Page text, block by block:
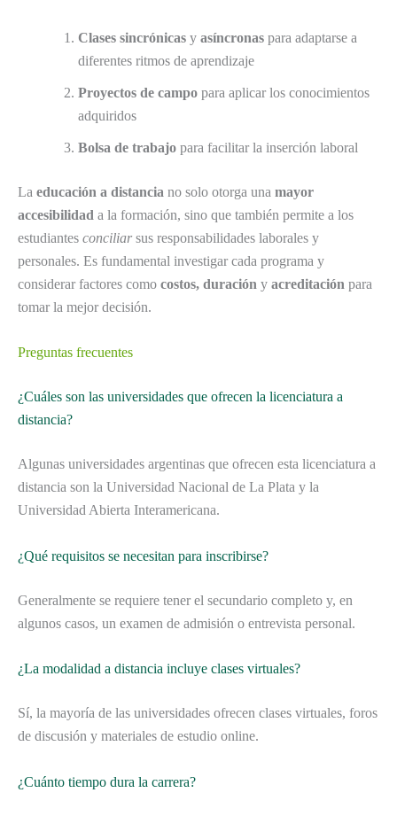
Clases sincrónicas y asíncronas para adaptarse a
diferentes ritmos de aprendizaje
Proyectos de campo para aplicar los conocimientos
adquiridos
Bolsa de trabajo para facilitar la inserción laboral
La educación a distancia no solo otorga una mayor
accesibilidad a la formación, sino que también permite a los
estudiantes conciliarsus responsabilidades laborales y
personales. Es fundamental investigar cada programa y
considerar factores como costos, duración y acreditación para
tomar la mejor decisión.
Preguntas frecuentes
¿Cuáles son las universidades que ofrecen la licenciatura a
distancia?
Algunas universidades argentinas que ofrecen esta licenciatura a
distancia son la Universidad Nacional de La Plata y la
Universidad Abierta Interamericana.
¿Qué requisitos se necesitan para inscribirse?
Generalmente se requiere tener el secundario completo y, en
algunos casos, un examen de admisión o entrevista personal.
¿La modalidad a distancia incluye clases virtuales?
Sí, la mayoría de las universidades ofrecen clases virtuales, foros
de discusión y materiales de estudio online.
¿Cuánto tiempo dura la carrera?